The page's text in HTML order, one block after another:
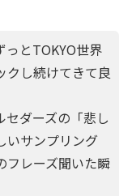
っとTOKYO世界
クし続けてきて良
セダーズの「悲し
いサンプリング
フレーズ聞いた瞬